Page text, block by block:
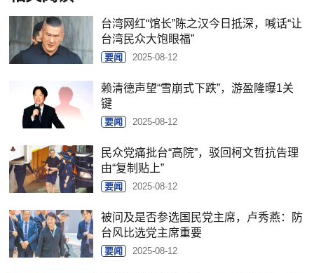
台湾网红“馆长”陈之汉今日抵深，喊话“让
台湾民众大饱眼福”
要闻 2025-08-12
赖清德声望“雪崩式下跌”，游盈隆曝1关
键
要闻 2025-08-12
民众党痛批台“高院”，驳回柯文哲抗告理
由“复制贴上”
要闻 2025-08-12
被问及是否参选国民党主席，卢秀燕：防
台风比选党主席重要
要闻 2025-08-12